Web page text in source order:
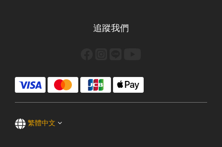
追蹤我們
繁體中文